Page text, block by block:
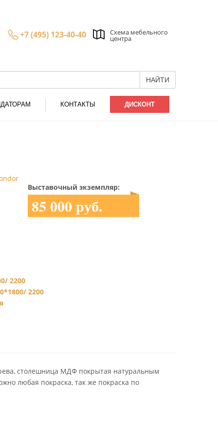
Схема мебельного
центра
+7 (495) 123-40-40
НАЙТИ
КОНТАКТЫ ДИСКОНТ
Выставочный экземпляр:
85 000 руб.
2200
2200
столешница МДФ покрытая натуральным
любая покраска, так же покраска по